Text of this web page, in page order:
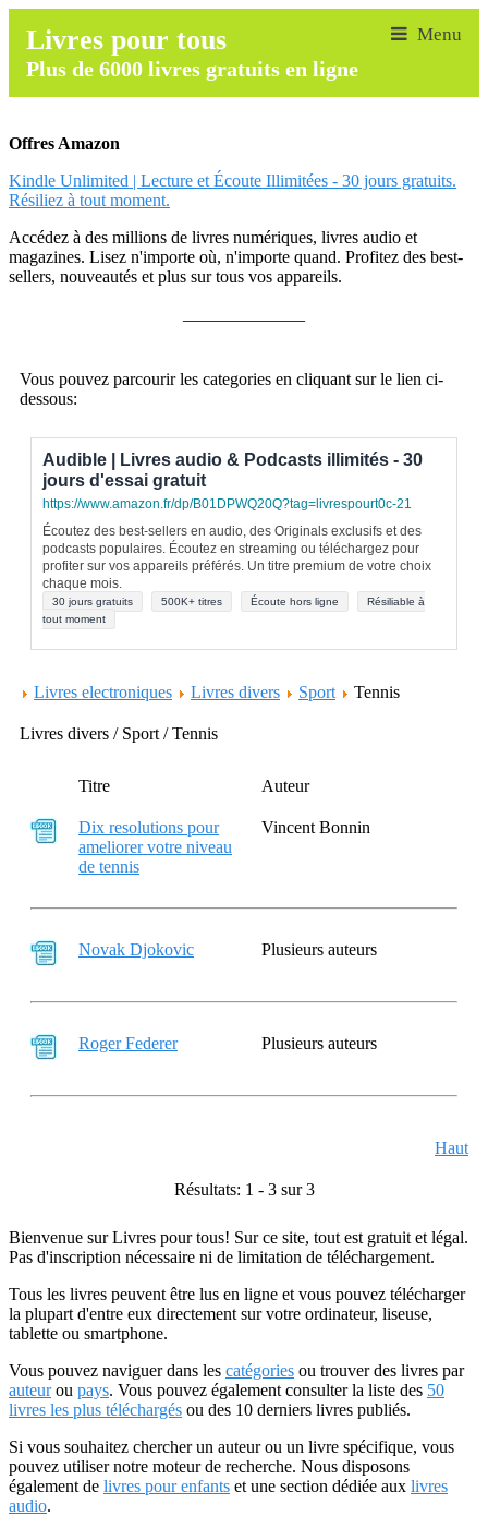
Livres pour tous
Plus de 6000 livres gratuits en ligne
Offres Amazon
Kindle Unlimited | Lecture et Écoute Illimitées - 30 jours gratuits.
Résiliez à tout moment.
Accédez à des millions de livres numériques, livres audio et
magazines. Lisez n'importe où, n'importe quand. Profitez des best-
sellers, nouveautés et plus sur tous vos appareils.
Vous pouvez parcourir les categories en cliquant sur le lien ci-
dessous:
Audible | Livres audio & Podcasts illimités - 30
jours d'essai gratuit
https://www.amazon.fr/dp/B01DPWQ20Q?tag=livrespourt0c-21
Écoutez des best-sellers en audio, des Originals exclusifs et des
podcasts populaires. Écoutez en streaming ou téléchargez pour
profiter sur vos appareils préférés. Un titre premium de votre choix
chaque mois.
30 jours gratuits 500K+ titres Écoute hors ligne
Résiliable à
tout moment
Livres electroniques Livres divers Sport Tennis
Livres divers / Sport / Tennis
Titre Auteur
Dix resolutions pour
ameliorer votre niveau
de tennis
Vincent Bonnin
Novak Djokovic Plusieurs auteurs
Roger Federer Plusieurs auteurs
Haut
Résultats: 1 - 3 sur 3
Bienvenue sur Livres pour tous! Sur ce site, tout est gratuit et légal.
Pas d'inscription nécessaire ni de limitation de téléchargement.
Tous les livres peuvent être lus en ligne et vous pouvez télécharger
la plupart d'entre eux directement sur votre ordinateur, liseuse,
tablette ou smartphone.
Vous pouvez naviguer dans les catégories ou trouver des livres par
auteurou pays. Vous pouvez également consulter la liste des 50
livres les plus téléchargés ou des 10 derniers livres publiés.
Si vous souhaitez chercher un auteur ou un livre spécifique, vous
pouvez utiliser notre moteur de recherche. Nous disposons
également de livres pour enfants et une section dédiée aux livres
audio.